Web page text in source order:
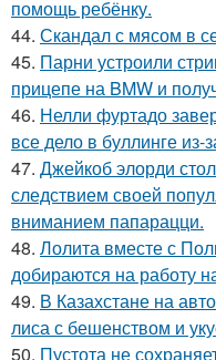
помощь ребёнку.
44. Скандал с мясом в
45. Парни устроили
прицепе на BMW и
46. Нелли фуртадо
все дело в буллинге из-
47. Джейкоб элорди
следствием своей
вниманием папарацци.
48. Лолита вместе с
добираются на работу
49. В Казахстане на
лиса с бешенством и
50. Пустота не